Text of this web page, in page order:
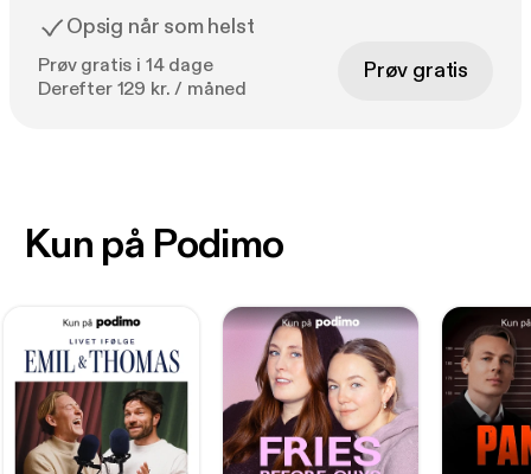
Opsig når som helst
Prøv gratis i 14 dage
Derefter 129 kr. / måned
Prøv gratis
Kun på Podimo